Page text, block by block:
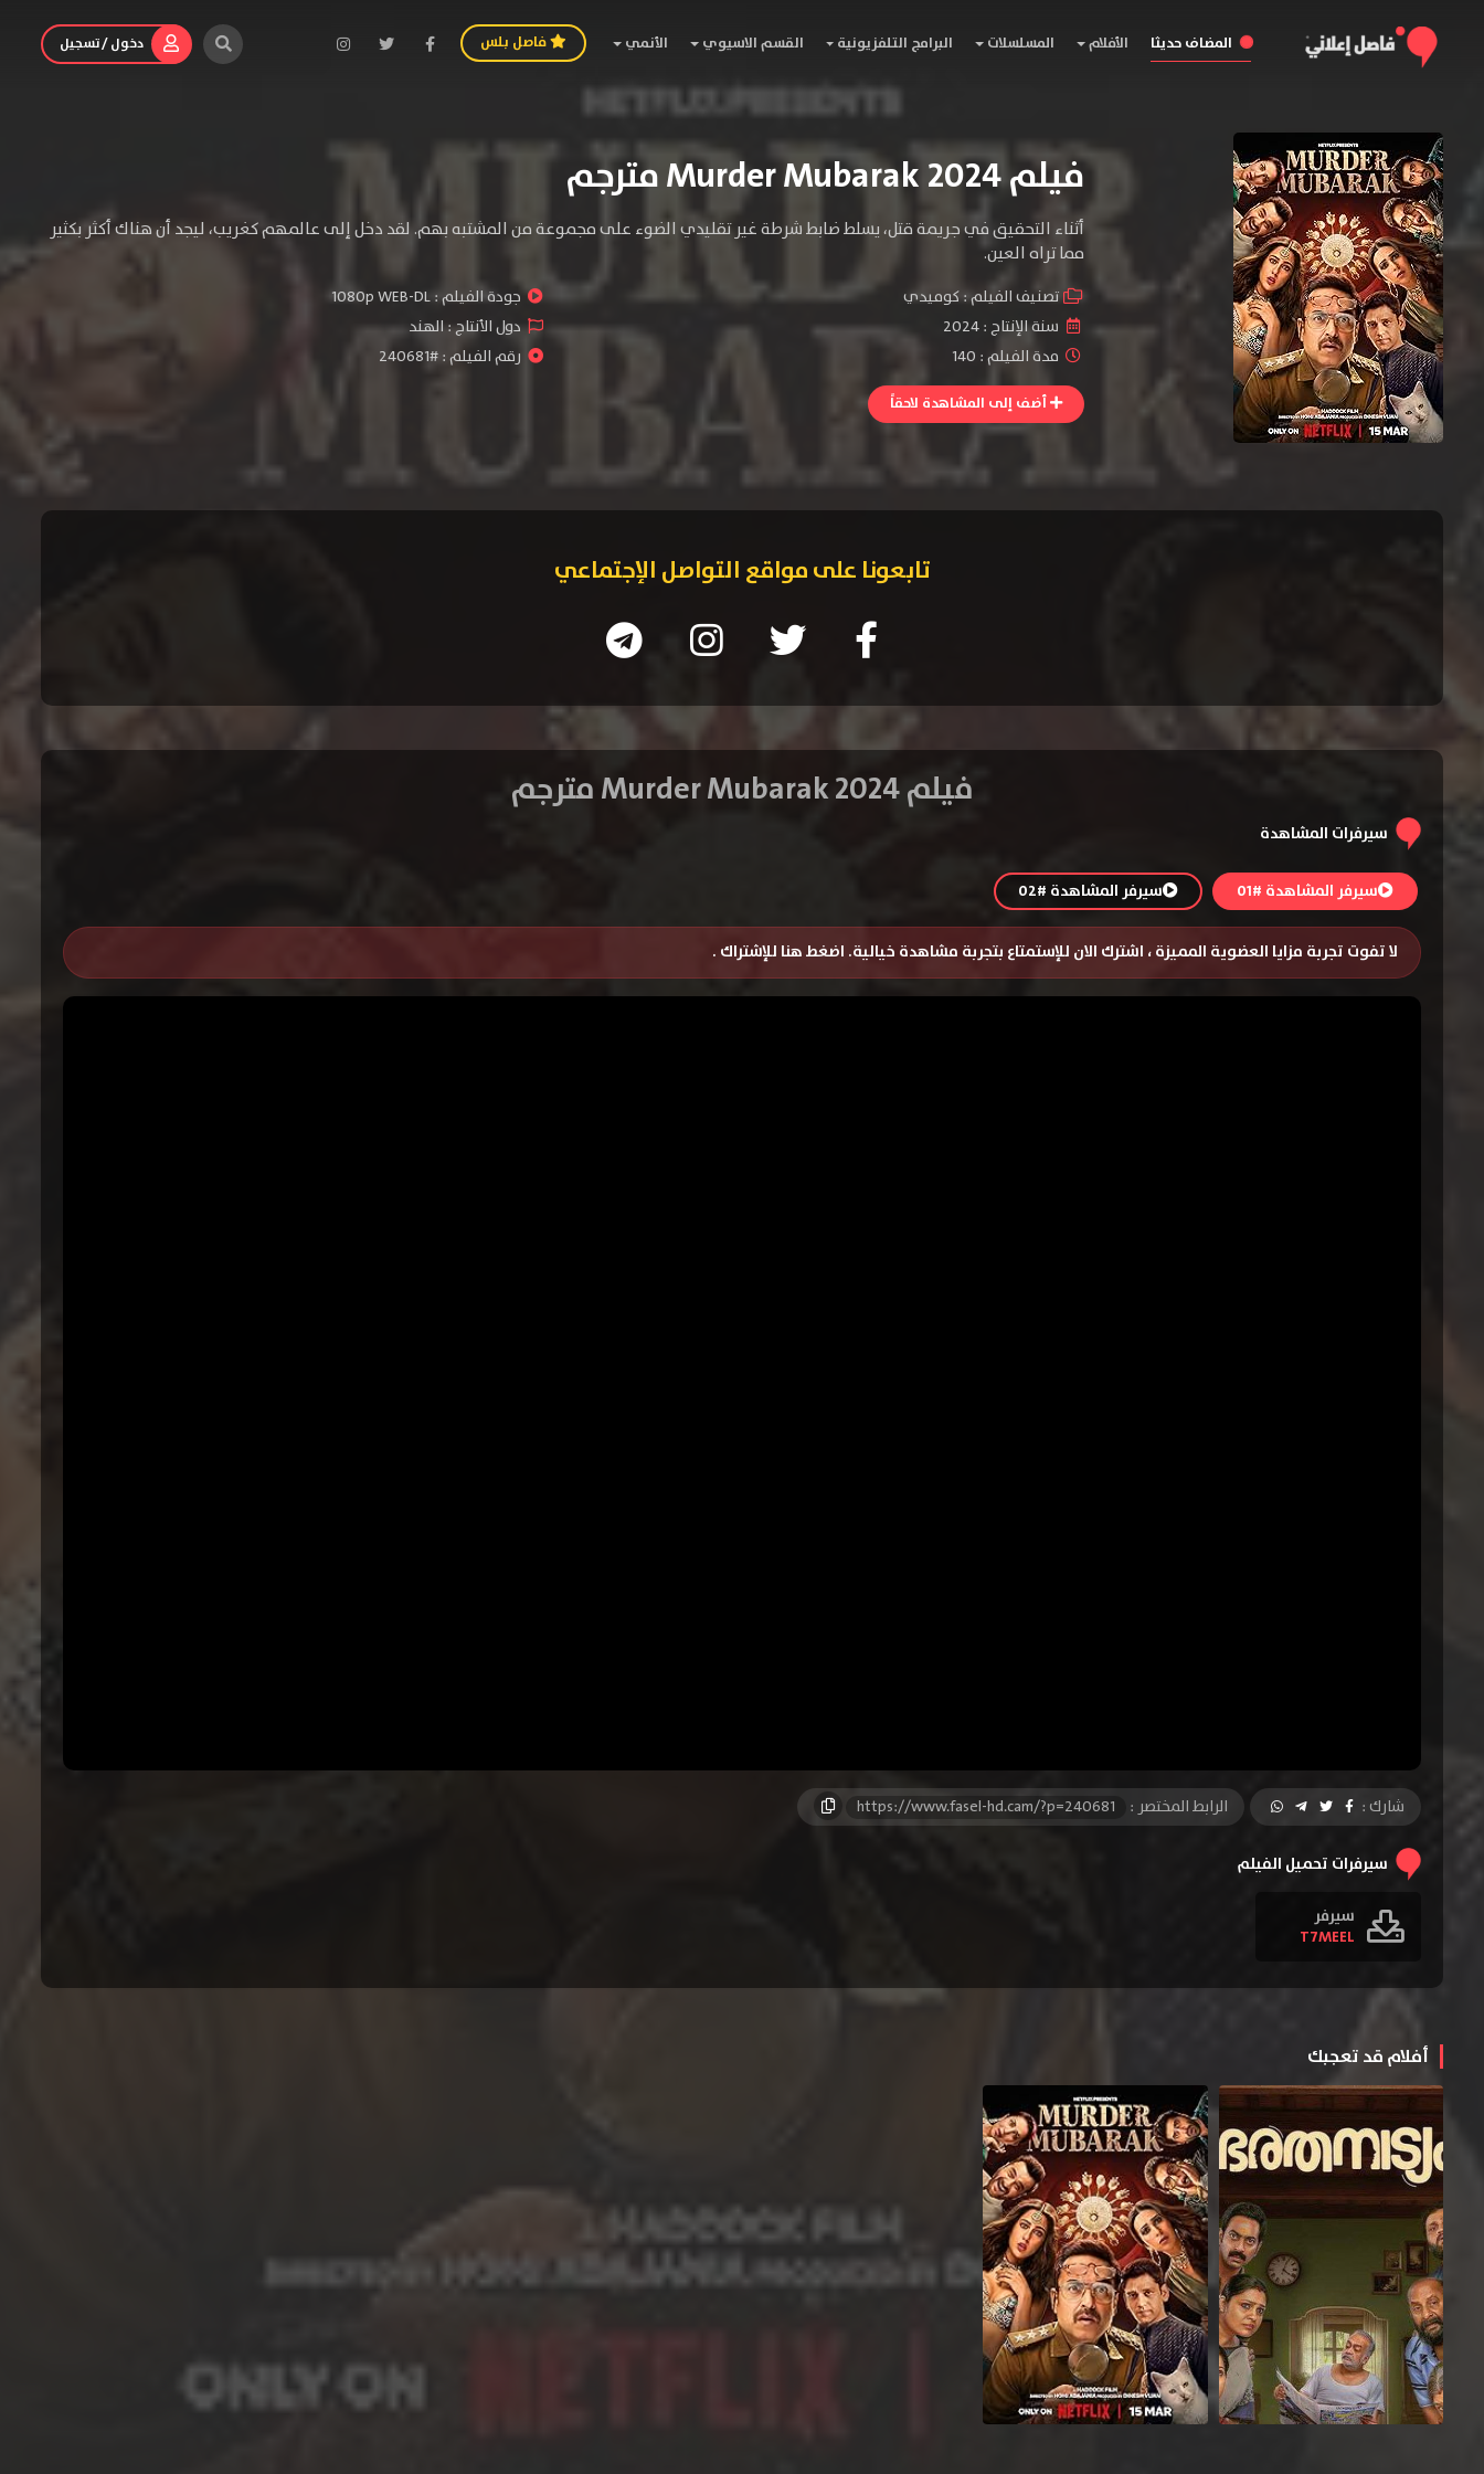
المضاف حديثا الأفلام المسلسلات البرامج التلفزيونية القسم الاسيوي الأنمي فاصل بلس دخول / تسجيل
فيلم Murder Mubarak 2024 مترجم
أثناء التحقيق في جريمة قتل، يسلط ضابط شرطة غير تقليدي الضوء على مجموعة من المشتبه بهم. لقد دخل إلى عالمهم كغريب، ليجد أن هناك أكثر بكثير
مما تراه العين.
تصنيف الفيلم :كوميدي جودة الفيلم :1080p WEB-DL
سنة الإنتاج :2024 دول الأنتاج :الهند
مدة الفيلم : 140
رقم الفيلم : #240681
أضف إلى المشاهدة لاحقاً
تابعونا على مواقع التواصل الإجتماعي
فيلم Murder Mubarak 2024 مترجم
سيرفرات المشاهدة
سيرفر المشاهدة #01 سيرفر المشاهدة #02
لا تفوت تجربة مزايا العضوية المميزة ، اشترك الان للإستمتاع بتجربة مشاهدة خيالية. اضغط هنا للإشتراك .
شارك : الرابط المختصر : https://www.fasel-hd.cam/?p=240681
سيرفرات تحميل الفيلم
سيرفر
T7MEEL
أفلام قد تعجبك